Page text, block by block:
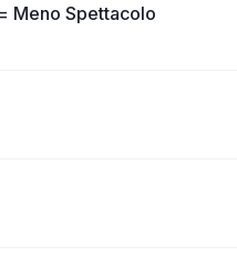
Meno Spettacolo